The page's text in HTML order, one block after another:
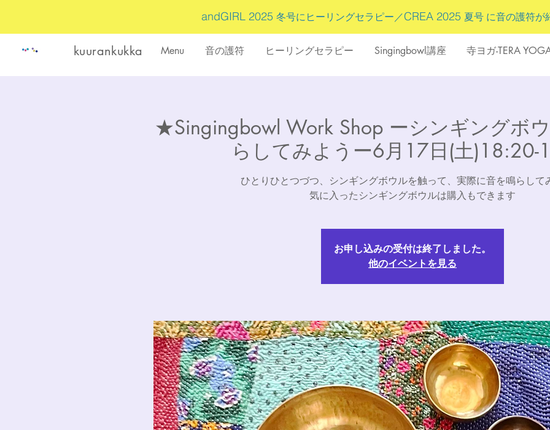
kuurankukka Menu 音の護符 ヒーリングセラピー Singingbowl講座 寺ヨガ-TERA
andGIRL 2025 冬号にヒーリングセラピー／CREA 2025 夏号 に音の護符が
★Singingbowl Work Shop ーシンギングボ
らしてみようー6月17日(土)18:20-
ひとりひとつづつ、シンギングボウルを触って、実際に音を鳴らして
気に入ったシンギングボウルは購入もできます
お申し込みの受付は終了しました。
他のイベントを見る